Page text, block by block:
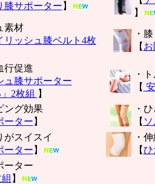
膝サポーター 】
】
素材
リッシュ膝ベルト4枚
・
【
行促進
ュ膝サポーター
2枚組 】
・
【
ング効果
ーター 】
・
【
がスイスイ
ーター 】
・
【ひ
ーター
】